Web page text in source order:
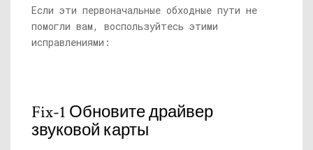
Если эти первоначальные обходные пути не
помогли вам, воспользуйтесь этими
исправлениями:
Fix-1 Обновите драйвер
звуковой карты